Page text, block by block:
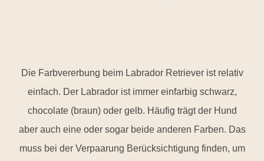
Die Farbvererbung beim Labrador Retriever ist relativ
einfach. Der Labrador ist immer einfarbig schwarz,
chocolate (braun) oder gelb. Häufig trägt der Hund
aber auch eine oder sogar beide anderen Farben. Das
muss bei der Verpaarung Berücksichtigung finden, um